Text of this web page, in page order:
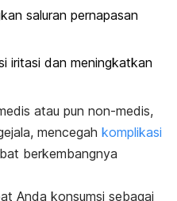
saluran pernapasan
iritasi dan meningkatkan
atau pun non-medis,
mencegah komplikasi
berkembangnya
Anda konsumsi sebagai